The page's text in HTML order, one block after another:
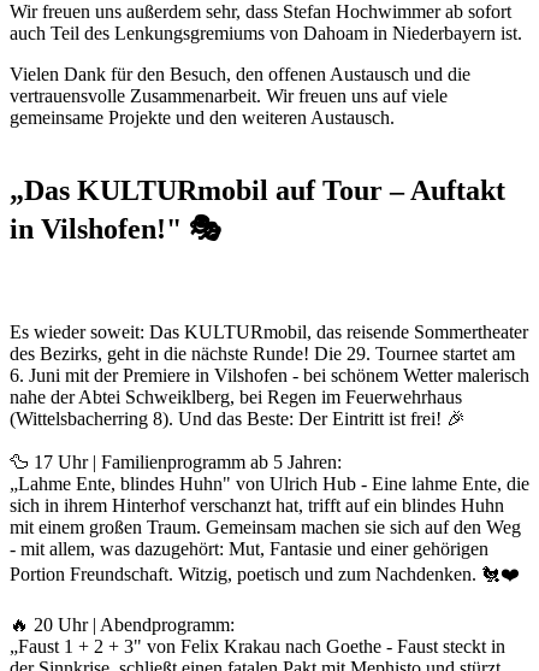
Wir freuen uns außerdem sehr, dass Stefan Hochwimmer ab sofort
auch Teil des Lenkungsgremiums von Dahoam in Niederbayern ist.
Vielen Dank für den Besuch, den offenen Austausch und die
vertrauensvolle Zusammenarbeit. Wir freuen uns auf viele
gemeinsame Projekte und den weiteren Austausch.
„Das KULTURmobil auf Tour – Auftakt
in Vilshofen!" 🎭
Es wieder soweit: Das KULTURmobil, das reisende Sommertheater
des Bezirks, geht in die nächste Runde! Die 29. Tournee startet am
6. Juni mit der Premiere in Vilshofen - bei schönem Wetter malerisch
nahe der Abtei Schweiklberg, bei Regen im Feuerwehrhaus
(Wittelsbacherring 8). Und das Beste: Der Eintritt ist frei! 🎉
🦆 17 Uhr | Familienprogramm ab 5 Jahren:
„Lahme Ente, blindes Huhn" von Ulrich Hub - Eine lahme Ente, die
sich in ihrem Hinterhof verschanzt hat, trifft auf ein blindes Huhn
mit einem großen Traum. Gemeinsam machen sie sich auf den Weg
- mit allem, was dazugehört: Mut, Fantasie und einer gehörigen
Portion Freundschaft. Witzig, poetisch und zum Nachdenken. 🐔❤️
🔥 20 Uhr | Abendprogramm:
„Faust 1 + 2 + 3" von Felix Krakau nach Goethe - Faust steckt in